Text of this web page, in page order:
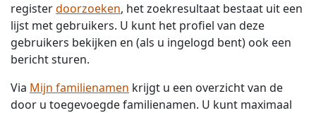
registerdoorzoeken, het zoekresultaat bestaat uit een
lijst met gebruikers. U kunt het profiel van deze
gebruikers bekijken en (als u ingelogd bent) ook een
bericht sturen.
Via Mijn familienamen krijgt u een overzicht van de
door u toegevoegde familienamen. U kunt maximaal